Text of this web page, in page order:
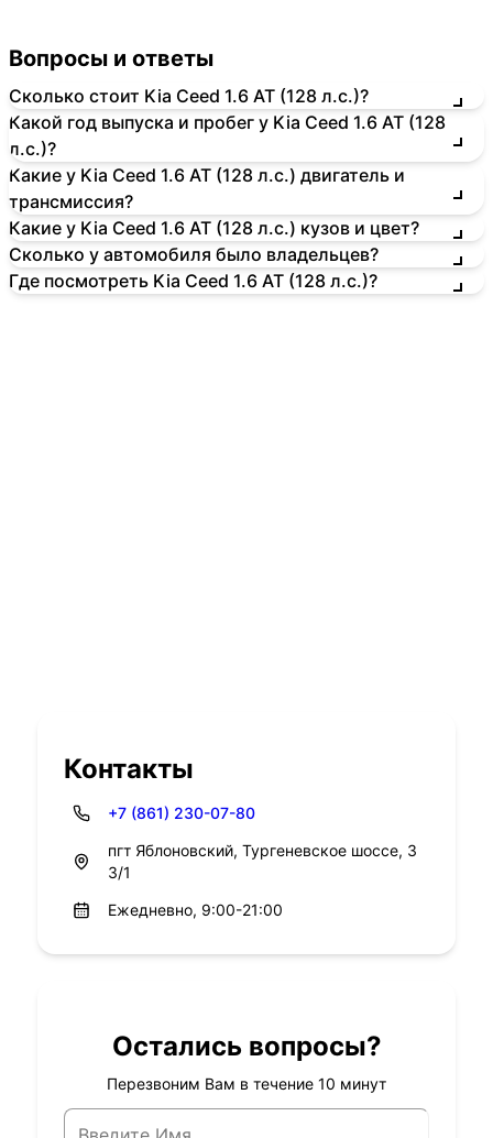
Вопросы и ответы
Сколько стоит Kia Ceed 1.6 AT (128 л.с.)?
Какой год выпуска и пробег у Kia Ceed 1.6 AT (128
л.с.)?
Какие у Kia Ceed 1.6 AT (128 л.с.) двигатель и
трансмиссия?
Какие у Kia Ceed 1.6 AT (128 л.с.) кузов и цвет?
Сколько у автомобиля было владельцев?
Где посмотреть Kia Ceed 1.6 AT (128 л.с.)?
Контакты
+7 (861) 230-07-80
пгт Яблоновский, Тургеневское шоссе, 3
3/1
Ежедневно, 9:00-21:00
Остались вопросы?
Перезвоним Вам в течение 10 минут